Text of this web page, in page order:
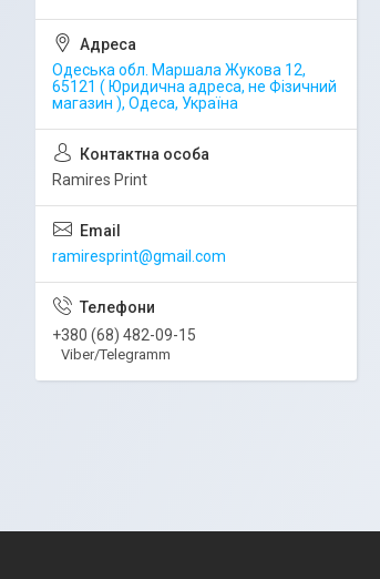
Одеська обл. Маршала Жукова 12,
65121 ( Юридична адреса, не Фізичний
магазин ), Одеса, Україна
Ramires Print
ramiresprint@gmail.com
+380 (68) 482-09-15
Viber/Telegramm